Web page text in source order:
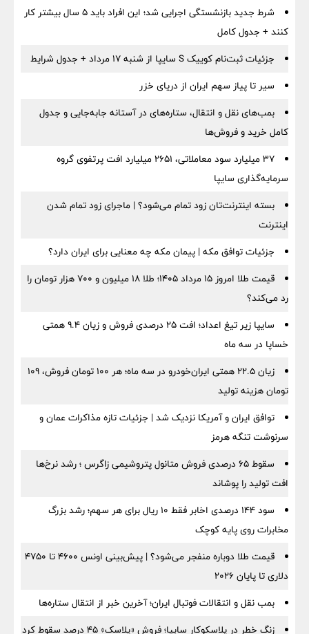
شرط جدید بازنشستگی اجرایی شد؛ این افراد باید ۵ سال بیشتر کار
کنند + جدول کامل
جزئیات ثبت‌نام کوییک S سایپا از شنبه ۱۷ مرداد + جدول شرایط
سیر تا پیاز سهم ایران از دریای خزر
بمب‌های نقل و انتقال، ستاره‌های در آستانه جابه‌جایی و جدول
کامل خرید و فروش‌ها
۳۷ میلیارد سود معاملاتی، ۲۶۵۱ میلیارد افت پرتفوی گروه
سرمایه‌گذاری سایپا
بسته اینترنت‌تان زود تمام می‌شود؟ | ماجرای زود تمام شدن
اینترنت
جزئیات توافق مکه | پیمان مکه چه معنایی برای ایران دارد؟
قیمت طلا امروز ۱۵ مرداد ۱۴۰۵؛ طلا ۱۸ میلیون و ۷۰۰ هزار تومان را
رد می‌کند؟
سایپا زیر تیغ اعداد؛ افت ۲۵ درصدی فروش و زیان ۹.۴ همتی
خساپا در سه ماه
زیان ۲۲.۵ همتی ایران‌خودرو در سه ماه؛ هر ۱۰۰ تومان فروش، ۱۰۹
تومان هزینه تولید
توافق ایران و آمریکا نزدیک شد | جزئیات تازه مذاکرات عمان و
سرنوشت تنگه هرمز
سقوط ۶۵ درصدی فروش متانول پتروشیمی زاگرس ؛ رشد نرخ‌ها
افت تولید را پوشاند
سود ۱۴۴ درصدی اخابر فقط ۱۰ ریال برای هر سهم؛ رشد بزرگ
مخابرات روی پایه کوچک
قیمت طلا دوباره منفجر می‌شود؟ | پیش‌بینی اونس ۴۶۰۰ تا ۴۷۵۰
دلاری تا پایان ۲۰۲۶
بمب نقل‌ و انتقالات فوتبال ایران؛ آخرین خبر از انتقال ستاره‌ها
زنگ خطر در پلاسکوکار سایپا؛ فروش «پلاسک» ۴۵ درصد سقوط کرد